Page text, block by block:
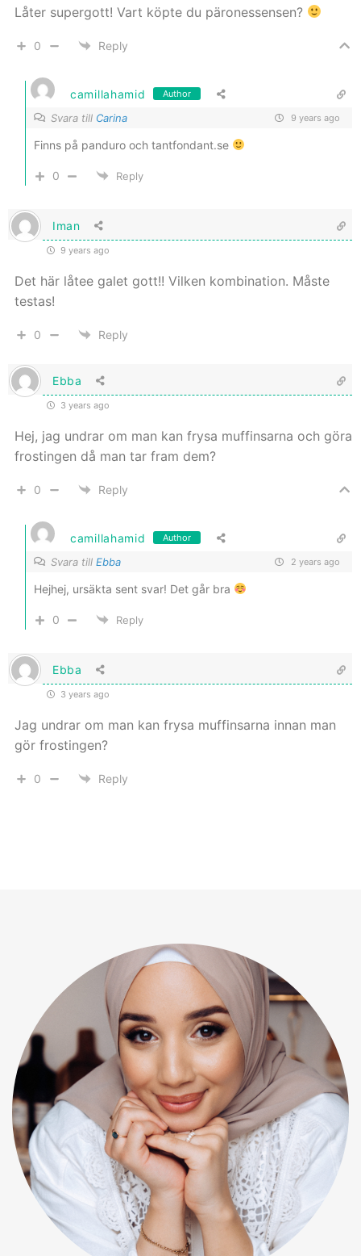
Låter supergott! Vart köpte du päronessensen?
0 Reply
camillahamid Author
Svara till Carina 9 years ago
Finns på panduro och tantfondant.se
0 Reply
Iman
9 years ago
Det här låtee galet gott!! Vilken kombination. Måste
testas!
0 Reply
Ebba
3 years ago
Hej, jag undrar om man kan frysa muffinsarna och göra
frostingen då man tar fram dem?
0 Reply
camillahamid Author
Svara till Ebba 2 years ago
Hejhej, ursäkta sent svar! Det går bra
0 Reply
Ebba
3 years ago
Jag undrar om man kan frysa muffinsarna innan man
gör frostingen?
0 Reply